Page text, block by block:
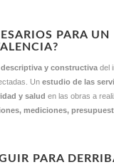
PARA
y constructiva del
Un estudio de las
y salud en las obras a
mediciones,
PARA